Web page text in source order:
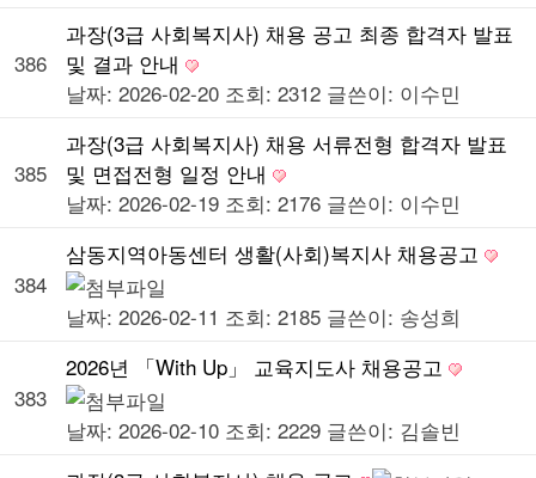
386
과장(3급 사회복지사) 채용 공고 최종 합격자 발표
및 결과 안내
날짜: 2026-02-20 조회: 2312 글쓴이: 이수민
385
과장(3급 사회복지사) 채용 서류전형 합격자 발표
및 면접전형 일정 안내
날짜: 2026-02-19 조회: 2176 글쓴이: 이수민
384
삼동지역아동센터 생활(사회)복지사 채용공고
날짜: 2026-02-11 조회: 2185 글쓴이: 송성희
383
2026년 「With Up」 교육지도사 채용공고
날짜: 2026-02-10 조회: 2229 글쓴이: 김솔빈